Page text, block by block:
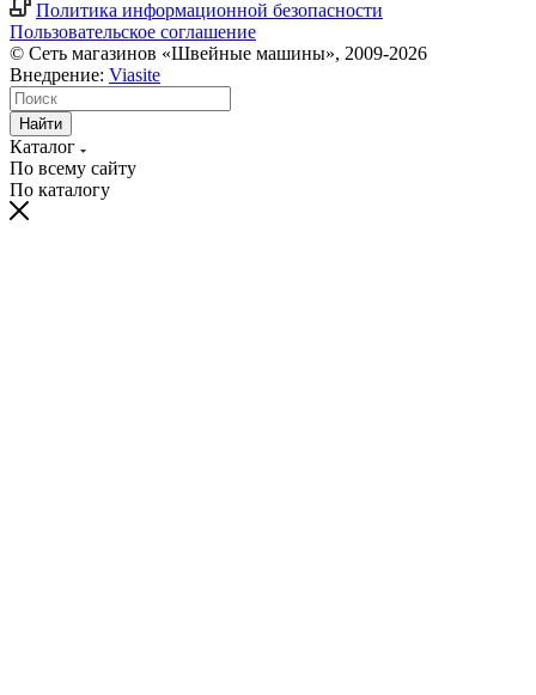
Политика информационной безопасности
Пользовательское соглашение
© Сеть магазинов «Швейные машины», 2009-2026
Внедрение: Viasite
Найти
Каталог
По всему сайту
По каталогу